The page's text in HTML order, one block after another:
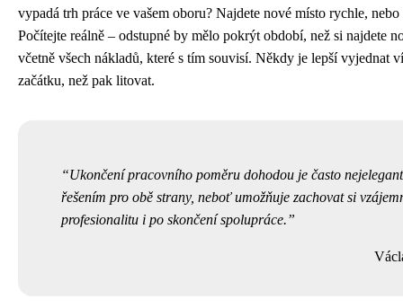
vypadá trh práce ve vašem oboru? Najdete nové místo rychle,
Počítejte reálně – odstupné by mělo pokrýt období, než si najdete
včetně všech nákladů, které s tím souvisí. Někdy je lepší vyjednat
začátku, než pak litovat.
Ukončení pracovního poměru dohodou je často
řešením pro obě strany, neboť umožňuje zachovat si
profesionalitu i po skončení spolupráce.